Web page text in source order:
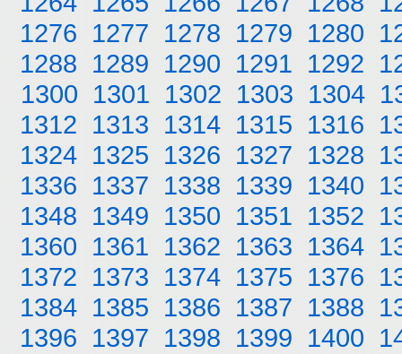
1276 1277 1278 1279 1280
1288 1289 1290 1291 1292
1300 1301 1302 1303 1304
1312 1313 1314 1315 1316
1324 1325 1326 1327 1328
1336 1337 1338 1339 1340
1348 1349 1350 1351 1352
1360 1361 1362 1363 1364
1372 1373 1374 1375 1376
1384 1385 1386 1387 1388
1396 1397 1398 1399 1400